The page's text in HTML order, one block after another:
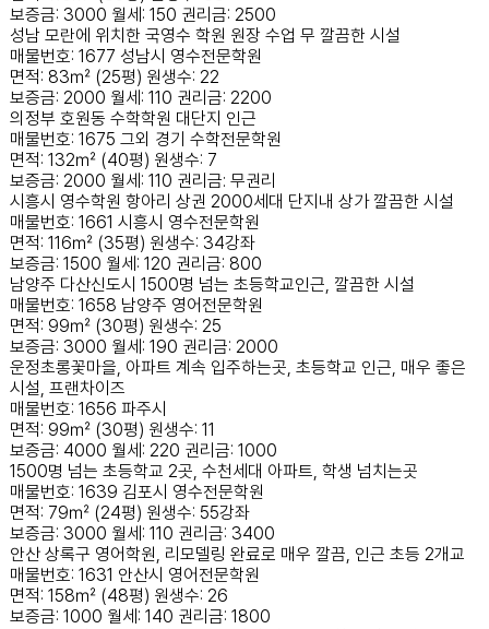
보증금: 3000 월세: 150 권리금: 2500
성남 모란에 위치한 국영수 학원 원장 수업 무 깔끔한 시설
매물번호: 1677 성남시 영수전문학원
면적: 83㎡ (25평) 원생수: 22
보증금: 2000 월세: 110 권리금: 2200
의정부 호원동 수학학원 대단지 인근
매물번호: 1675 그외 경기 수학전문학원
면적: 132㎡ (40평) 원생수: 7
보증금: 2000 월세: 110 권리금: 무권리
시흥시 영수학원 항아리 상권 2000세대 단지내 상가 깔끔한 시설
매물번호: 1661 시흥시 영수전문학원
면적: 116㎡ (35평) 원생수: 34강좌
보증금: 1500 월세: 120 권리금: 800
남양주 다산신도시 1500명 넘는 초등학교인근, 깔끔한 시설
매물번호: 1658 남양주 영어전문학원
면적: 99㎡ (30평) 원생수: 25
보증금: 3000 월세: 190 권리금: 2000
운정초롱꽃마을, 아파트 계속 입주하는곳, 초등학교 인근, 매우 좋은
시설, 프랜차이즈
매물번호: 1656 파주시
면적: 99㎡ (30평) 원생수: 11
보증금: 4000 월세: 220 권리금: 1000
1500명 넘는 초등학교 2곳, 수천세대 아파트, 학생 넘치는곳
매물번호: 1639 김포시 영수전문학원
면적: 79㎡ (24평) 원생수: 55강좌
보증금: 3000 월세: 110 권리금: 3400
안산 상록구 영어학원, 리모델링 완료로 매우 깔끔, 인근 초등 2개교
매물번호: 1631 안산시 영어전문학원
면적: 158㎡ (48평) 원생수: 26
보증금: 1000 월세: 140 권리금: 1800